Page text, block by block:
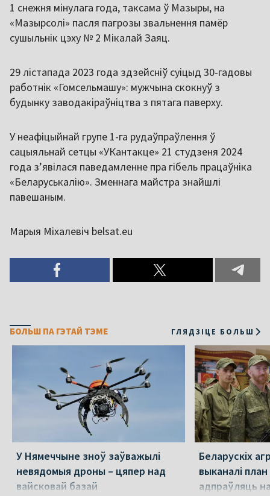
1 снежня мінулага года, таксама ў Мазыры, на
«Мазырсолі» пасля пагрозы звальнення памёр
сушыльнік цэху № 2 Мікалай Заяц.
29 лістапада 2023 года здзейсніў суіцыд 30-гадовы
работнік «Гомсельмашу»: мужчына скокнуў з
будынку заводакіраўніцтва з пятага паверху.
У неафіцыйнай групе 1-га рудаўпраўлення ў
сацыяльнай сетцы «УКантакце» 21 студзеня 2024
года з’явілася паведамленне пра гібель працаўніка
«Беларуськалію». Зменнага майстра знайшлі
павешаным.
Марыя Міхалевіч belsat.eu
БОЛЬШ ПА ГЭТАЙ ТЭМЕ ГЛЯДЗІЦЕ БОЛЬШ
У Нямеччыне зноў заўважылі
невядомыя дроны – цяпер над
вайсковай базай
Беларускіх
выканалі
адпраўляць